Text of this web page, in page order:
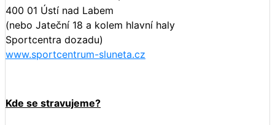
400 01 Ústí nad Labem
(nebo Jateční 18 a kolem hlavní haly
Sportcentra dozadu)
www.sportcentrum-sluneta.cz
Kde se stravujeme?